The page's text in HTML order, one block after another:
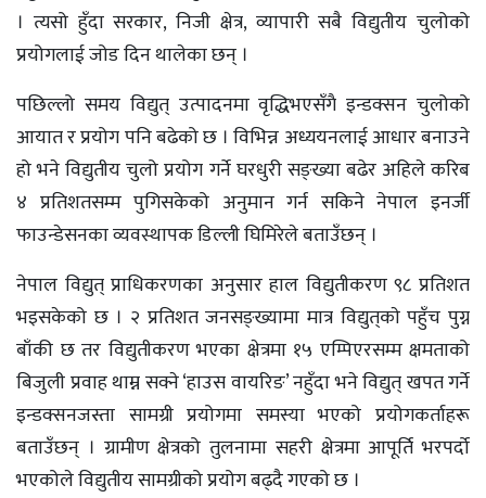
। त्यसो हुँदा सरकार, निजी क्षेत्र, व्यापारी सबै विद्युतीय चुलोको
प्रयोगलाई जोड दिन थालेका छन् ।
पछिल्लो समय विद्युत् उत्पादनमा वृद्धिभएसँगै इन्डक्सन चुलोको
आयात र प्रयोग पनि बढेको छ । विभिन्न अध्ययनलाई आधार बनाउने
हो भने विद्युतीय चुलो प्रयोग गर्ने घरधुरी सङ्ख्या बढेर अहिले करिब
४ प्रतिशतसम्म पुगिसकेको अनुमान गर्न सकिने नेपाल इनर्जी
फाउन्डेसनका व्यवस्थापक डिल्ली घिमिरेले बताउँछन् ।
नेपाल विद्युत् प्राधिकरणका अनुसार हाल विद्युतीकरण ९८ प्रतिशत
भइसकेको छ । २ प्रतिशत जनसङ्ख्यामा मात्र विद्युत्‌काे पहुँच पुग्न
बाँकी छ तर विद्युतीकरण भएका क्षेत्रमा १५ एम्पिएरसम्म क्षमताको
बिजुली प्रवाह थाम्न सक्ने ‘हाउस वायरिङ’ नहुँदा भने विद्युत् खपत गर्ने
इन्डक्सनजस्ता सामग्री प्रयोगमा समस्या भएको प्रयोगकर्ताहरू
बताउँछन् । ग्रामीण क्षेत्रको तुलनामा सहरी क्षेत्रमा आपूर्ति भरपर्दो
भएकोले विद्युतीय सामग्रीको प्रयोग बढ्दै गएको छ ।